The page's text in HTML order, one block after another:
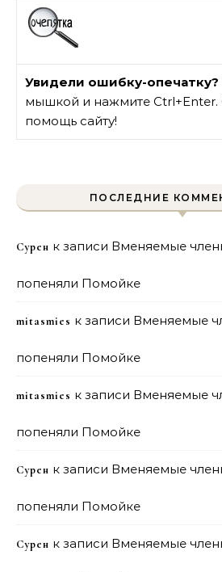
Увидели ошибку-опечатку?
мышкой и нажмите Ctrl+Enter.
помощь сайту!
ПОСЛЕДНИЕ
Сурен к записи Вменяемые
попеняли Помойке
mitasmies к записи Вменяемые
попеняли Помойке
mitasmies к записи Вменяемые
попеняли Помойке
Сурен к записи Вменяемые
попеняли Помойке
Сурен к записи Вменяемые